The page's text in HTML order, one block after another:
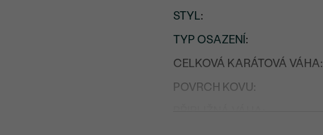
STYL:
TYP OSAZENÍ:
CELKOVÁ KARÁTOVÁ VÁHA:
POVRCH KOVU: